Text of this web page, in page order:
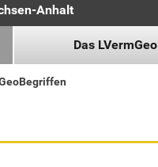
Anhalt
Das LVermGeo